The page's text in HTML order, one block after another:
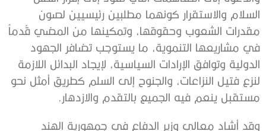
السلام والاستقرار كونهما مطلبين رئيسيين لصون
مقدرات الشعوب وحقوقها، وتمكينها من المضي قُدماً
في مشاريعها التنموية، ما يستوجب تضافر الجهود
الدولية وتوافق الإرادات السياسية، لإيجاد البدائل اللازمة
لنزع فتيل النزاعات، والجنوح إلى السلم كطريق أمثل نحو
مستقبل ينعم فيه الجميع بالتقدم والازدهار.
وقد أشاد معالي وزير الدفاع في جمهورية الهند